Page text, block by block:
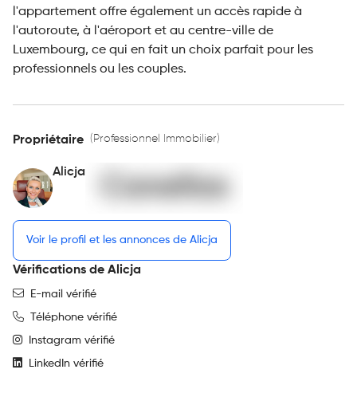
l'appartement offre également un accès rapide à
l'autoroute, à l'aéroport et au centre-ville de
Luxembourg, ce qui en fait un choix parfait pour les
professionnels ou les couples.
Propriétaire (Professionnel Immobilier)
Alicja
Voir le profil et les annonces de Alicja
Vérifications de Alicja
E-mail vérifié
Téléphone vérifié
Instagram vérifié
LinkedIn vérifié